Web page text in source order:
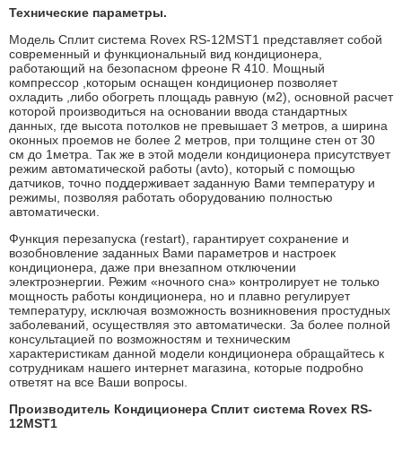
Технические параметры.
Модель Сплит система Rovex RS-12MST1 представляет собой
современный и функциональный вид кондиционера,
работающий на безопасном фреоне R 410. Мощный
компрессор ,которым оснащен кондиционер позволяет
охладить ,либо обогреть площадь равную (м2), основной расчет
которой производиться на основании ввода стандартных
данных, где высота потолков не превышает 3 метров, а ширина
оконных проемов не более 2 метров, при толщине стен от 30
см до 1метра. Так же в этой модели кондиционера присутствует
режим автоматической работы (avto), который с помощью
датчиков, точно поддерживает заданную Вами температуру и
режимы, позволяя работать оборудованию полностью
автоматически.
Функция перезапуска (restart), гарантирует сохранение и
возобновление заданных Вами параметров и настроек
кондиционера, даже при внезапном отключении
электроэнергии. Режим «ночного сна» контролирует не только
мощность работы кондиционера, но и плавно регулирует
температуру, исключая возможность возникновения простудных
заболеваний, осуществляя это автоматически. За более полной
консультацией по возможностям и техническим
характеристикам данной модели кондиционера обращайтесь к
сотрудникам нашего интернет магазина, которые подробно
ответят на все Ваши вопросы.
Производитель Кондиционера Сплит система Rovex RS-
12MST1